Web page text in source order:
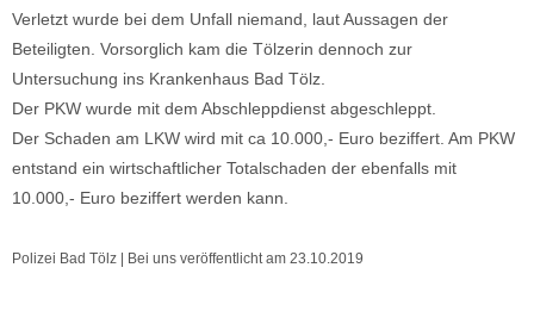
Verletzt wurde bei dem Unfall niemand, laut Aussagen der
Beteiligten. Vorsorglich kam die Tölzerin dennoch zur
Untersuchung ins Krankenhaus Bad Tölz.
Der PKW wurde mit dem Abschleppdienst abgeschleppt.
Der Schaden am LKW wird mit ca 10.000,- Euro beziffert. Am PKW
entstand ein wirtschaftlicher Totalschaden der ebenfalls mit
10.000,- Euro beziffert werden kann.
Polizei Bad Tölz | Bei uns veröffentlicht am 23.10.2019